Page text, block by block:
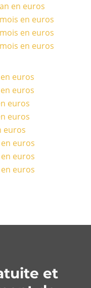
en euros
en euros
en euros
en euros
euros
euros
euros
euros
euros
euros
euros
euros
et